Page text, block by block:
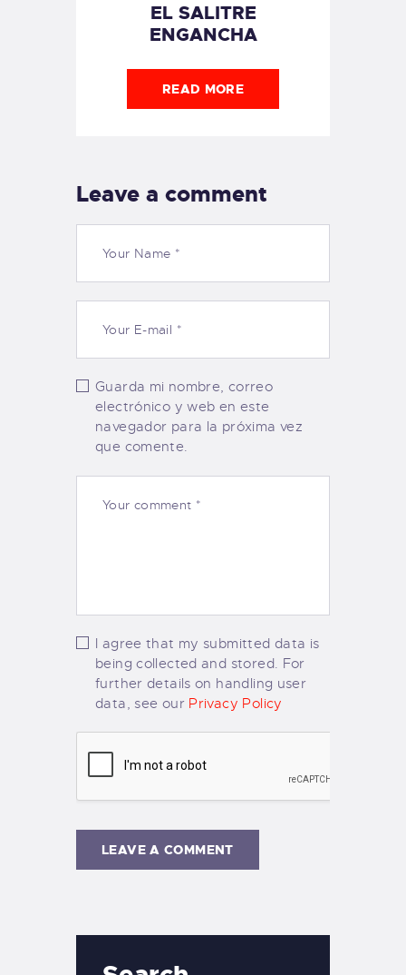
EL SALITRE
ENGANCHA
READ MORE
Leave a comment
Guarda mi nombre, correo
electrónico y web en este
navegador para la próxima vez
que comente.
I agree that my submitted data is
being collected and stored. For
further details on handling user
data, see our Privacy Policy